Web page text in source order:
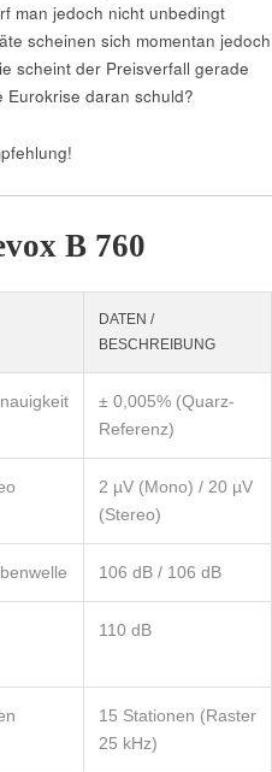
man jedoch nicht unbedingt
scheinen sich momentan jedoch
scheint der Preisverfall gerade
daran schuld?
B 760
DATEN /
BESCHREIBUNG
± 0,005% (Quarz-
Referenz)
2 µV (Mono) / 20 µV
(Stereo)
106 dB / 106 dB
110 dB
15 Stationen (Raster
25 kHz)